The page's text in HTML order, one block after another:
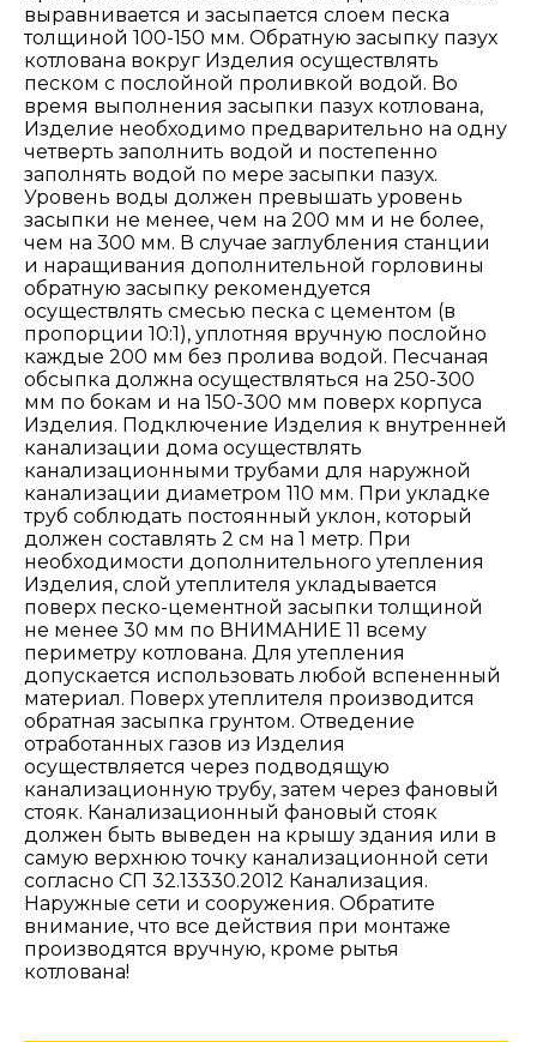
выравнивается и засыпается слоем песка
толщиной 100-150 мм. Обратную засыпку пазух
котлована вокруг Изделия осуществлять
песком с послойной проливкой водой. Во
время выполнения засыпки пазух котлована,
Изделие необходимо предварительно на одну
четверть заполнить водой и постепенно
заполнять водой по мере засыпки пазух.
Уровень воды должен превышать уровень
засыпки не менее, чем на 200 мм и не более,
чем на 300 мм. В случае заглубления станции
и наращивания дополнительной горловины
обратную засыпку рекомендуется
осуществлять смесью песка с цементом (в
пропорции 10:1), уплотняя вручную послойно
каждые 200 мм без пролива водой. Песчаная
обсыпка должна осуществляться на 250-300
мм по бокам и на 150-300 мм поверх корпуса
Изделия. Подключение Изделия к внутренней
канализации дома осуществлять
канализационными трубами для наружной
канализации диаметром 110 мм. При укладке
труб соблюдать постоянный уклон, который
должен составлять 2 см на 1 метр. При
необходимости дополнительного утепления
Изделия, слой утеплителя укладывается
поверх песко-цементной засыпки толщиной
не менее 30 мм по ВНИМАНИЕ 11 всему
периметру котлована. Для утепления
допускается использовать любой вспененный
материал. Поверх утеплителя производится
обратная засыпка грунтом. Отведение
отработанных газов из Изделия
осуществляется через подводящую
канализационную трубу, затем через фановый
стояк. Канализационный фановый стояк
должен быть выведен на крышу здания или в
самую верхнюю точку канализационной сети
согласно СП 32.13330.2012 Канализация.
Наружные сети и сооружения. Обратите
внимание, что все действия при монтаже
производятся вручную, кроме рытья
котлована!